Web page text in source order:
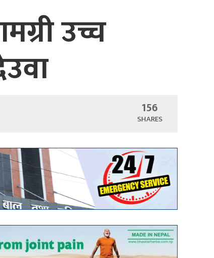
उच्च
156
SHARES